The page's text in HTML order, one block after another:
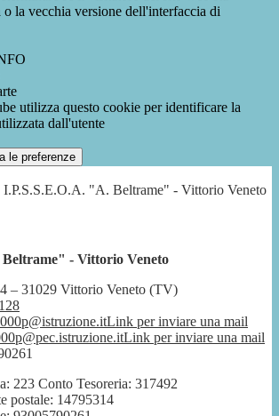
la vecchia versione dell'interfaccia di
utilizza questo cookie per identificare la
dall'utente
le preferenze
I.P.S.S.E.O.A. "A. Beltrame" - Vittorio Veneto
- Vittorio Veneto
– 31029 Vittorio Veneto (TV)
Link per inviare una mail
Link per inviare una mail
223 Conto Tesoreria: 317492
postale: 14795314